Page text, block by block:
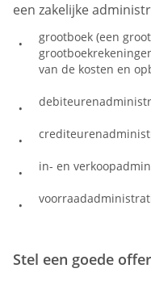
een zakelijke
grootboek (een
van de kosten en
in- en
Stel een goede